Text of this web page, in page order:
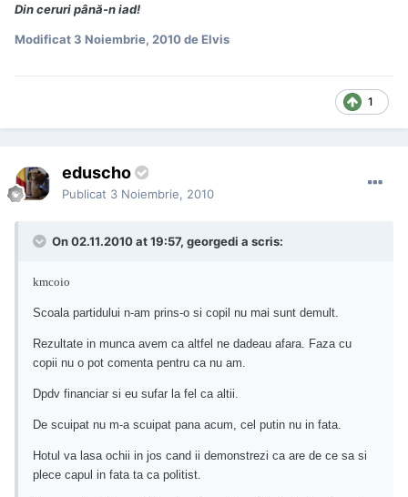
Din ceruri până-n iad!
Modificat3 Noiembrie, 2010de Elvis
1
eduscho
Publicat 3 Noiembrie, 2010
On 02.11.2010 at 19:57, georgedi a scris:
kmcoio
Scoala partidului n-am prins-o si copil nu mai sunt demult.
Rezultate in munca avem ca altfel ne dadeau afara. Faza cu
copii nu o pot comenta pentru ca nu am.
Dpdv financiar si eu sufar la fel ca altii.
De scuipat nu m-a scuipat pana acum, cel putin nu in fata.
Hotul va lasa ochii in jos cand ii demonstrezi ca are de ce sa si
plece capul in fata ta ca politist.